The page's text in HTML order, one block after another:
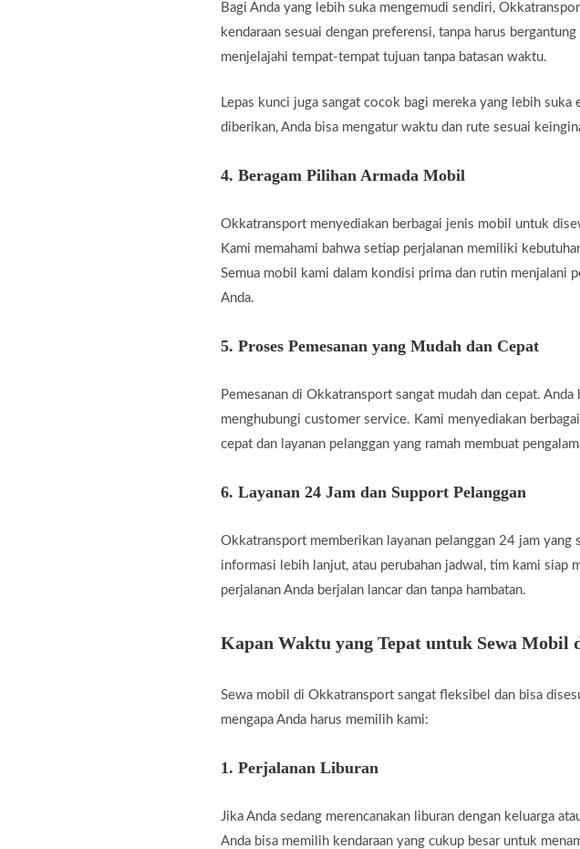
Bagi Anda yang lebih suka mengemudi sendiri,
kendaraan sesuai dengan preferensi, tanpa harus
menjelajahi tempat-tempat tujuan tanpa batasan waktu.
Lepas kunci juga sangat cocok bagi mereka yang lebih
diberikan, Anda bisa mengatur waktu dan rute sesuai
4. Beragam Pilihan Armada Mobil
Okkatransport menyediakan berbagai jenis mobil untuk
Kami memahami bahwa setiap perjalanan memiliki
Semua mobil kami dalam kondisi prima dan rutin menjalani
Anda.
5. Proses Pemesanan yang Mudah dan Cepat
Pemesanan di Okkatransport sangat mudah dan cepat.
menghubungi customer service. Kami menyediakan
cepat dan layanan pelanggan yang ramah membuat
6. Layanan 24 Jam dan Support Pelanggan
Okkatransport memberikan layanan pelanggan 24 jam yang
informasi lebih lanjut, atau perubahan jadwal, tim kami siap
perjalanan Anda berjalan lancar dan tanpa hambatan.
Kapan Waktu yang Tepat untuk Sewa Mobil
Sewa mobil di Okkatransport sangat fleksibel dan bisa
mengapa Anda harus memilih kami:
1. Perjalanan Liburan
Jika Anda sedang merencanakan liburan dengan keluarga
Anda bisa memilih kendaraan yang cukup besar untuk